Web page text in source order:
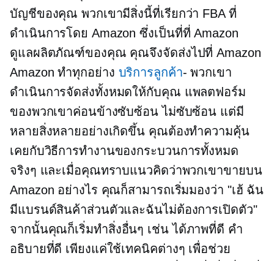
บัญชีของคุณ พวกเขามีสิ่งนี้ที่เรียกว่า FBA ที่
ดำเนินการโดย Amazon ซึ่งเป็นที่ที่ Amazon
ดูแลผลิตภัณฑ์ของคุณ คุณจึงจัดส่งไปที่ Amazon
Amazon ทำทุกอย่าง บริการลูกค้า- พวกเขา
ดำเนินการจัดส่งทั้งหมดให้กับคุณ แพลตฟอร์ม
ของพวกเขาค่อนข้างซับซ้อน ไม่ซับซ้อน แต่มี
หลายสิ่งหลายอย่างเกิดขึ้น คุณต้องทำความคุ้น
เคยกับวิธีการทำงานของกระบวนการทั้งหมด
จริงๆ และเมื่อคุณทราบแนวคิดว่าพวกเขาขายบน
Amazon อย่างไร คุณก็สามารถเริ่มมองว่า "เฮ้ ฉัน
มีแบรนด์สินค้าส่วนตัวและฉันไม่ต้องการเปิดตัว"
จากนั้นคุณก็เริ่มทำสิ่งอื่นๆ เช่น ได้ภาพที่ดี คำ
อธิบายที่ดี เพียงแค่ใช้เทคนิคต่างๆ เพื่อช่วย